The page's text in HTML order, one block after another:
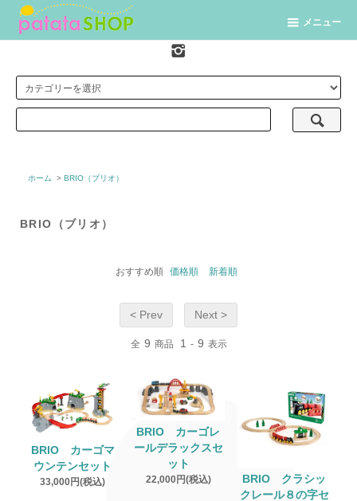
メニュー
ホーム > BRIO（ブリオ）
BRIO（ブリオ）
おすすめ順 価格順 新着順
< Prev Next >
全 9 商品 1 - 9 表示
BRIO カーゴマ
ウンテンセット
33,000円(税込)
BRIO カーゴレ
ールデラックスセ
ット
22,000円(税込)
BRIO クラシッ
クレール８の字セ